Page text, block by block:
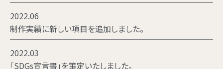
2022.06
制作実績に新しい項目を追加しました。
2022.03
「SDGs宣言書」を策定いたしました。